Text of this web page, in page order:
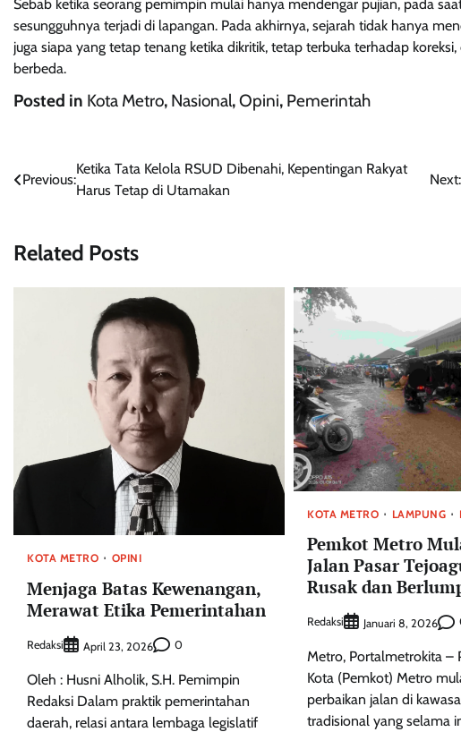
Sebab ketika seorang pemimpin mulai hanya mendengar pujian, pada
sesungguhnya terjadi di lapangan. Pada akhirnya, sejarah tidak hanya
juga siapa yang tetap tenang ketika dikritik, tetap terbuka terhadap
berbeda.
Posted in Kota Metro, Nasional,Opini, Pemerintah
Navigasi
Previous:
Ketika Tata Kelola RSUD Dibenahi, Kepentingan Rakyat
Harus Tetap di Utamakan
Next:
Related Posts
KOTA METRO OPINI
Menjaga Batas Kewenangan,
Merawat Etika Pemerintahan
Redaksi April 23, 2026 0
Oleh : Husni Alholik, S.H. Pemimpin
Redaksi Dalam praktik pemerintahan
daerah, relasi antara lembaga legislatif
KOTA METRO LAMPUNG
Pemkot Metro
Jalan Pasar
Rusak dan
Redaksi Januari 8, 2026
Metro, Portalmetrokita –
Kota (Pemkot) Metro
perbaikan jalan di
tradisional yang selama